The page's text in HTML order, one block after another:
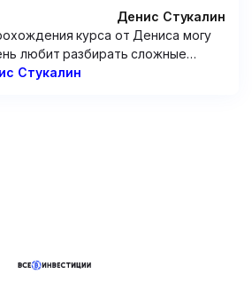
время и 15 000 рублей.Денис Стукалин
курса от Дениса могу
любит разбирать сложные
очень мало толку. Рассуждения
Стукалин